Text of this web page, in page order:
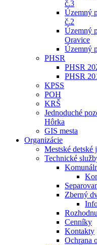
č.3
Územný
č.2
Územný
Oravice
Územný
PHSR
PHSR
PHSR
KPSS
POH
KRŠ
Jednoduché
Hôrka
GIS mesta
Organizácie
Mestské detské
Technické
Zberný
Cenníky
Kontakty
Ochrana